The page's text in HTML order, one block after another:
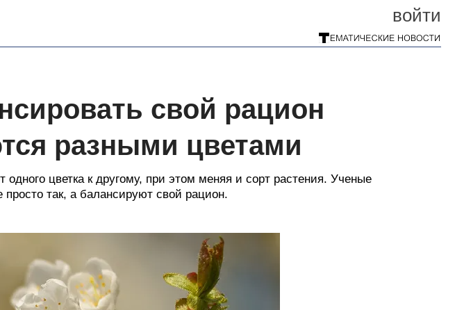
войти
свой рацион
разными цветами
одного цветка к другому, при этом меняя и сорт растения. Ученые
так, а балансируют свой рацион.